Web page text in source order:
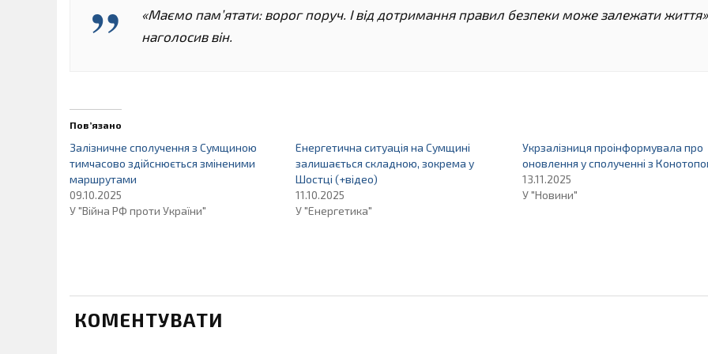
«Маємо пам’ятати: ворог поруч. І від дотримання правил безпеки може залежати
наголосив він.
Пов’язано
Залізничне сполучення з Сумщиною
тимчасово здійснюється зміненими
маршрутами
09.10.2025
У "Війна РФ проти України"
Енергетична ситуація на Сумщині
залишається складною, зокрема у
Шостці (+відео)
11.10.2025
У "Енергетика"
Укрзалізниця проінформувала про
оновлення у сполученні з
13.11.2025
У "Новини"
КОМЕНТУВАТИ